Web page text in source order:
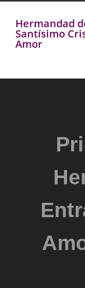
Hermandad
Santísimo
Amor